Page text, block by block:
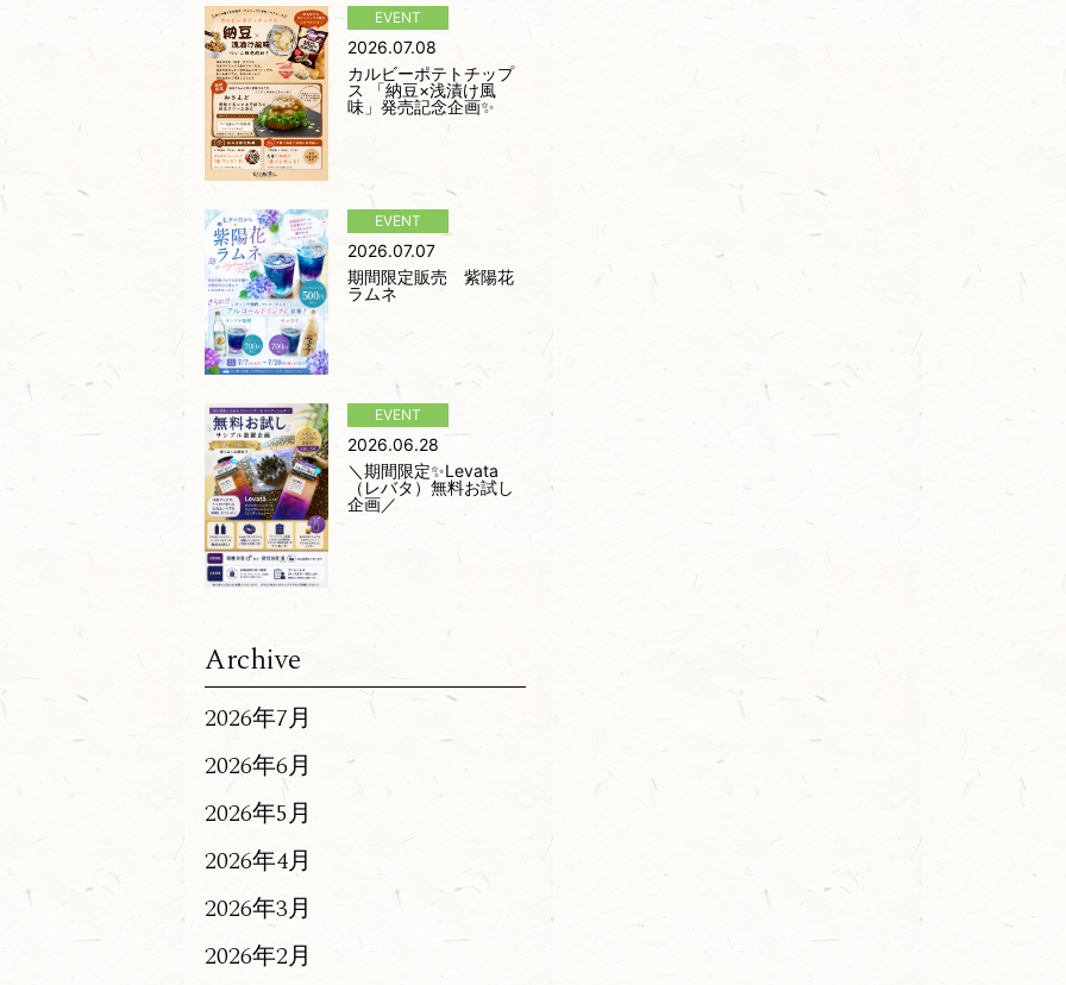
2026.07.08
カルビーポテトチップ
ス 「納豆×浅漬け風
味」発売記念企画✨
2026.07.07
期間限定販売 紫陽花
ラムネ
2026.06.28
＼期間限定✨Levata
（レバタ）無料お試し
企画／
Archive
2026年7月
2026年6月
2026年5月
2026年4月
2026年3月
2026年2月